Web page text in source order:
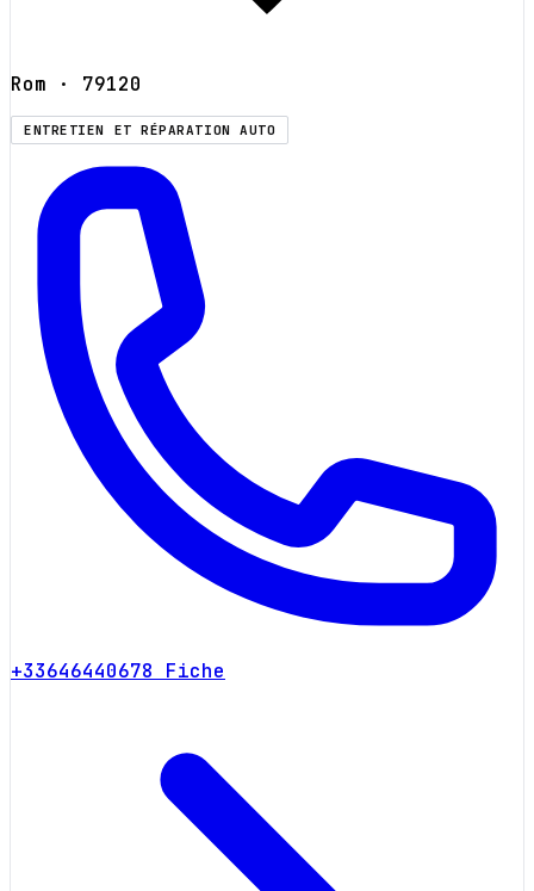
Rom · 79120
ENTRETIEN ET RÉPARATION AUTO
+33646440678 Fiche